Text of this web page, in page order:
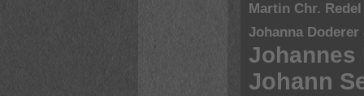
Martin Chr. Redel
Johanna Doderer
Johannes
Johann